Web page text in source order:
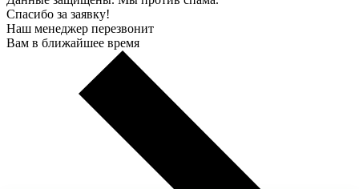
Спасибо за заявку!
Наш менеджер перезвонит
Вам в ближайшее время